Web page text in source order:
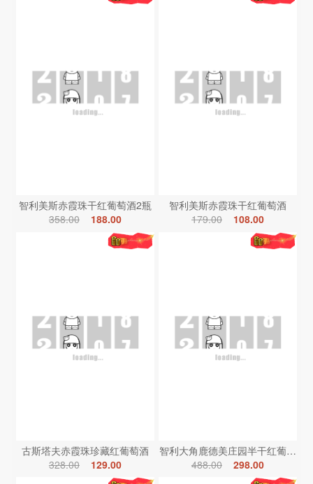
智利美斯赤霞珠干红葡萄酒2瓶
358.00
188.00
智利美斯赤霞珠干红葡萄酒
179.00
108.00
古斯塔夫赤霞珠珍藏红葡萄酒
328.00
129.00
智利大角鹿德美庄园半干红葡萄酒
488.00
298.00